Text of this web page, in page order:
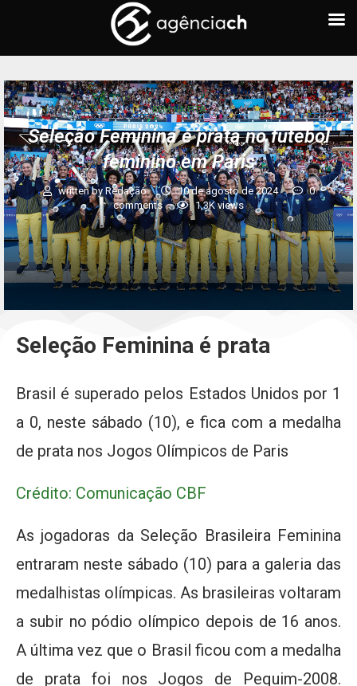
BEM NA FITA
Seleção Feminina é prata no futebol
feminino em Paris
written byRedação 10 de agosto de 2024
0
comments
1,3Kviews
Seleção Feminina é prata
Brasil é superado pelos Estados Unidos por 1
a 0, neste sábado (10), e fica com a medalha
de prata nos Jogos Olímpicos de Paris
Crédito: Comunicação CBF
As jogadoras da Seleção Brasileira Feminina
entraram neste sábado (10) para a galeria das
medalhistas olímpicas. As brasileiras voltaram
a subir no pódio olímpico depois de 16 anos.
A última vez que o Brasil ficou com a medalha
de prata foi nos Jogos de Pequim-2008.